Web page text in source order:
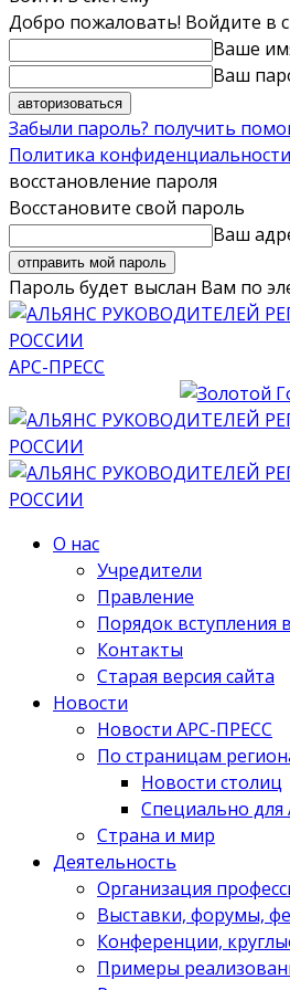
Добро пожаловать! Войдите в
Ваше
Ваш
Забыли пароль? получить
Политика конфиденциальности
восстановление пароля
Восстановите свой пароль
Ваш
Пароль будет выслан Вам по
АРС-ПРЕСС
О нас
Учредители
Правление
Порядок вступления
Контакты
Старая версия сайта
Новости
Новости АРС-ПРЕСС
По страницам
Новости столиц
Специально
Страна и мир
Деятельность
Организация
Выставки, форумы,
Конференции,
Примеры